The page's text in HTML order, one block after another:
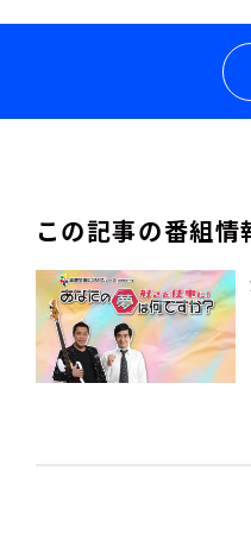
この記事の番組情